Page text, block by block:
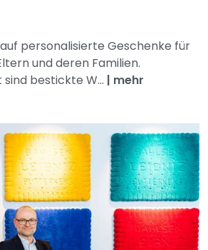
personalisierte Geschenke für
und deren Familien.
bestickte W... | mehr